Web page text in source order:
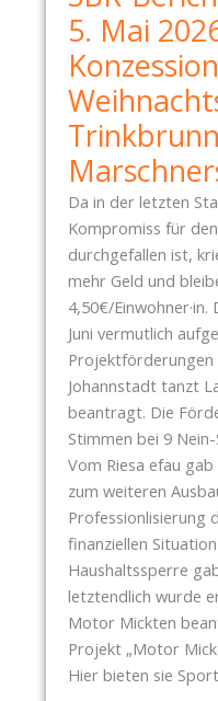
–
V
O
N
B
A
U
S
T
L
L
E
N
-
D
A
U
E
R
B
R
E
N
N
E
R
5. Mai
Da in der letzten
Kompromiss für
durchgefallen ist,
mehr Geld und
4,50€/
Juni vermutlich
Johannstadt tanzt
beantragt. Die
Stimmen bei 9
Vom Riesa efau
zum weiteren
Professionlisierung
finanziellen
Haushaltssperre
letztendlich wurde
Motor Mickten
Projekt „Motor
Hier bieten sie